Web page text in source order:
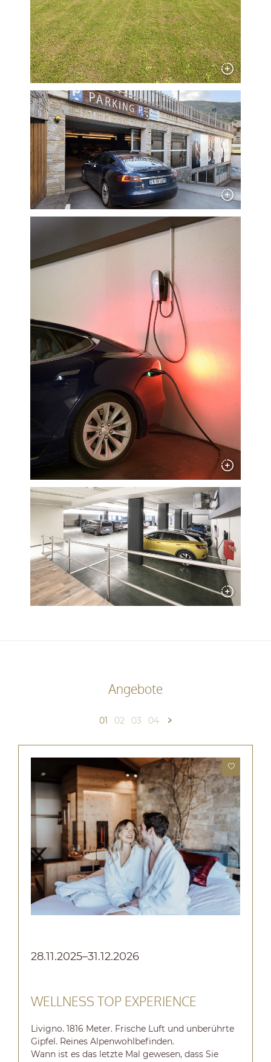
Angebote
28.11.2025–31.12.2026
WELLNESS TOP EXPERIENCE
Livigno. 1816 Meter. Frische Luft und unberührte
Gipfel. Reines Alpenwohlbefinden.
Wann ist es das letzte Mal gewesen, dass Sie
01 02 03 04